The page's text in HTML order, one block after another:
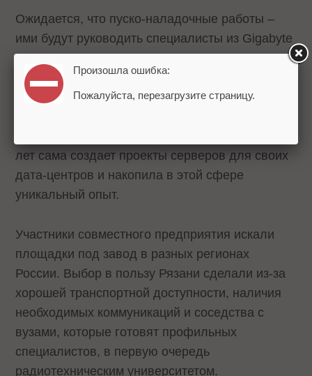
Ожидается, что пуско-наладочные работы –
ими будут руководить специалисты из Gigabyte
– начнутся в третьем квартале 2022 года, а до
конца 2022 года завод выпустит первый
сервер. Производимые в Рязани серверы будут
лет сама создает проекты серверов для своих
дата-центров и накопила в этой сфере
уникальный опыт.
Участники совместного предприятия искали
площадки под завод в разных регионах
России. Выбор в пользу Рязани сделали из-за
хорошей транспортной доступности, наличия
необходимых коммуникаций и соседства с
вузами, которые готовят профильных
специалистов, в первую очередь
радиотехническим университетом.
Произошла ошибка:
Пожалуйста, перезагрузите страницу.